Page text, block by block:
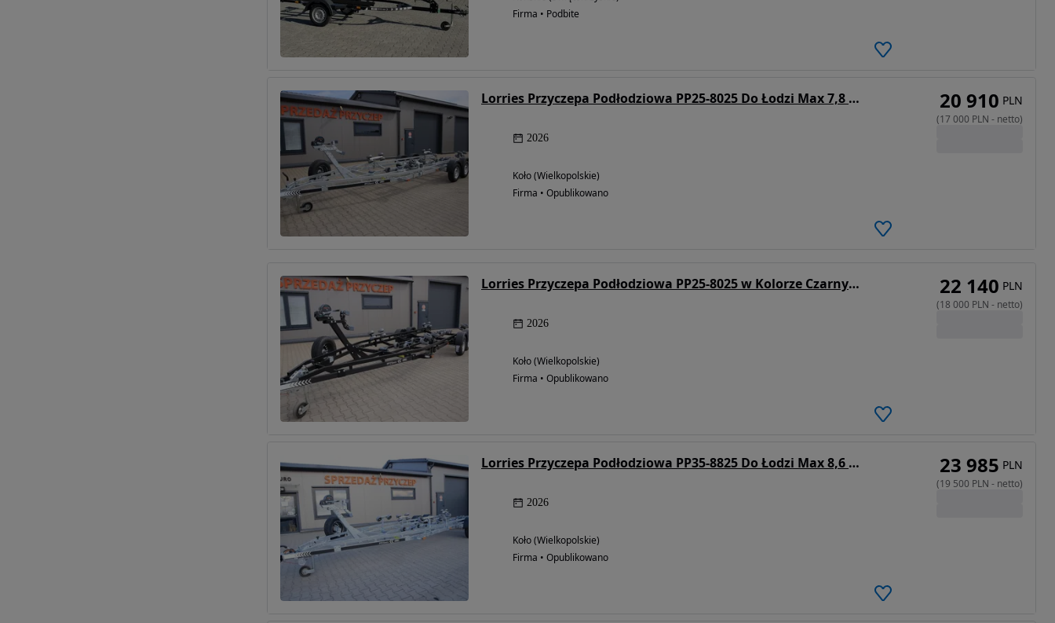
Firma • Podbite
Lorries Przyczepa Podłodziowa PP25-8025 Do Łodzi Max 7,8 M DMC 2700 kg Tylne Lampy LED
2026
Koło (Wielkopolskie)
Firma • Opublikowano
20 910 PLN
(17 000 PLN - netto)
Lorries Przyczepa Podłodziowa PP25-8025 w Kolorze Czarnym Do Łodzi Max 7,8 M DMC 2700 kg Tylne Lampy LED
2026
Koło (Wielkopolskie)
Firma • Opublikowano
22 140 PLN
(18 000 PLN - netto)
Lorries Przyczepa Podłodziowa PP35-8825 Do Łodzi Max 8,6 M DMC 3500 kg Tylne Lampy LED
2026
Koło (Wielkopolskie)
Firma • Opublikowano
23 985 PLN
(19 500 PLN - netto)